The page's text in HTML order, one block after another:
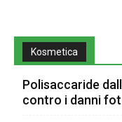
Kosmetica
Polisaccaride
contro i danni